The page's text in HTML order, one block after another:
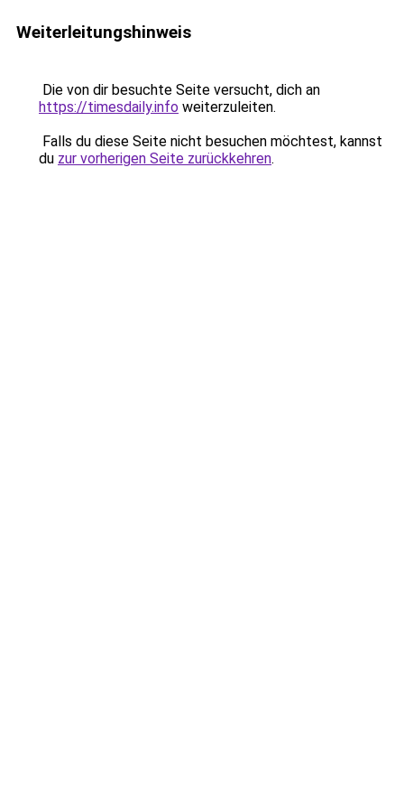
Weiterleitungshinweis
Die von dir besuchte Seite versucht, dich an
https://timesdaily.info weiterzuleiten.
Falls du diese Seite nicht besuchen möchtest, kannst
du zur vorherigen Seite zurückkehren.